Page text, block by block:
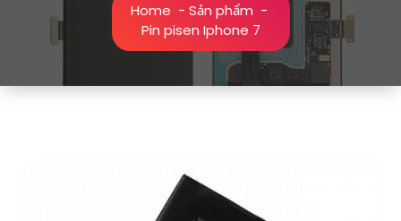
Home - Sản phẩm -
Pin pisen Iphone 7